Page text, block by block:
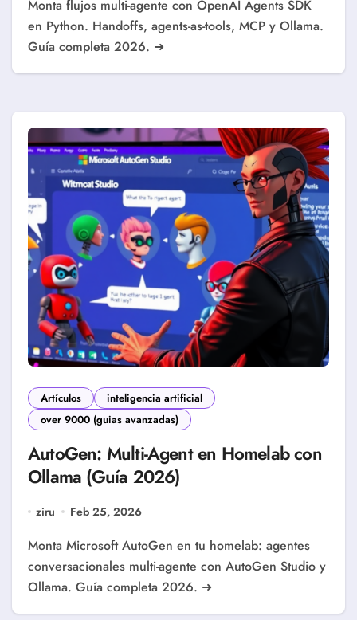
Monta flujos multi-agente con OpenAI Agents SDK
en Python. Handoffs, agents-as-tools, MCP y Ollama.
Guía completa 2026. ➜
Artículos
inteligencia artificial
over 9000 (guias avanzadas)
AutoGen: Multi-Agent en Homelab con
Ollama (Guía 2026)
ziru Feb 25, 2026
Monta Microsoft AutoGen en tu homelab: agentes
conversacionales multi-agente con AutoGen Studio y
Ollama. Guía completa 2026. ➜